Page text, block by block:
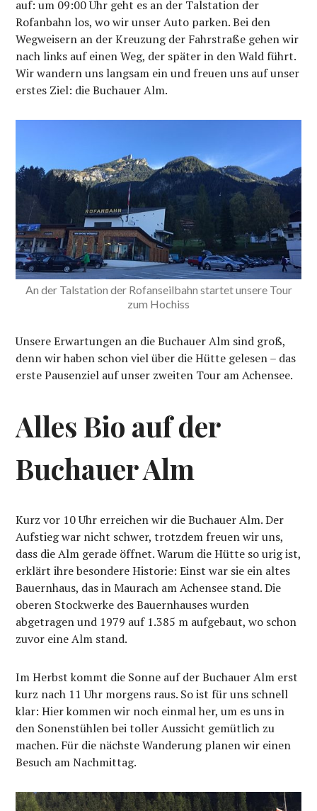
auf: um 09:00 Uhr geht es an der Talstation der
Rofanbahn los, wo wir unser Auto parken. Bei den
Wegweisern an der Kreuzung der Fahrstraße gehen wir
nach links auf einen Weg, der später in den Wald führt.
Wir wandern uns langsam ein und freuen uns auf unser
erstes Ziel: die Buchauer Alm.
An der Talstation der Rofanseilbahn startet unsere Tour
zum Hochiss
Unsere Erwartungen an die Buchauer Alm sind groß,
denn wir haben schon viel über die Hütte gelesen – das
erste Pausenziel auf unser zweiten Tour am Achensee.
Alles Bio auf der
Buchauer Alm
Kurz vor 10 Uhr erreichen wir die Buchauer Alm. Der
Aufstieg war nicht schwer, trotzdem freuen wir uns,
dass die Alm gerade öffnet. Warum die Hütte so urig ist,
erklärt ihre besondere Historie: Einst war sie ein altes
Bauernhaus, das in Maurach am Achensee stand. Die
oberen Stockwerke des Bauernhauses wurden
abgetragen und 1979 auf 1.385 m aufgebaut, wo schon
zuvor eine Alm stand.
Im Herbst kommt die Sonne auf der Buchauer Alm erst
kurz nach 11 Uhr morgens raus. So ist für uns schnell
klar: Hier kommen wir noch einmal her, um es uns in
den Sonenstühlen bei toller Aussicht gemütlich zu
machen. Für die nächste Wanderung planen wir einen
Besuch am Nachmittag.